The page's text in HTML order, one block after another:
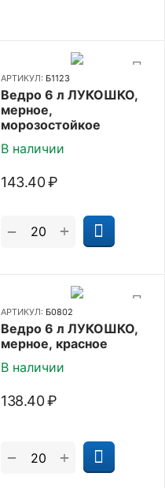
АРТИКУЛ: Б1123
Ведро 6 л ЛУКОШКО,
мерное,
морозостойкое
В наличии
143.40₽
+
−
АРТИКУЛ: Б0802
Ведро 6 л ЛУКОШКО,
мерное, красное
В наличии
138.40₽
+
−